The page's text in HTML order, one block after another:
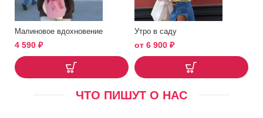
Малиновое вдохновение
4 590 ₽
Утро в саду
от 6 900 ₽
ЧТО ПИШУТ О НАС